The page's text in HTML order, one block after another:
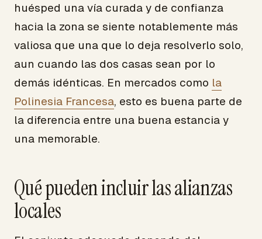
huésped una vía curada y de confianza
hacia la zona se siente notablemente más
valiosa que una que lo deja resolverlo solo,
aun cuando las dos casas sean por lo
demás idénticas. En mercados como la
Polinesia Francesa, esto es buena parte de
la diferencia entre una buena estancia y
una memorable.
Qué pueden incluir las alianzas
locales